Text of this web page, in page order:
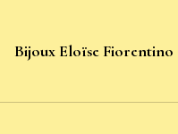
Bijoux Eloïse Fiorentino